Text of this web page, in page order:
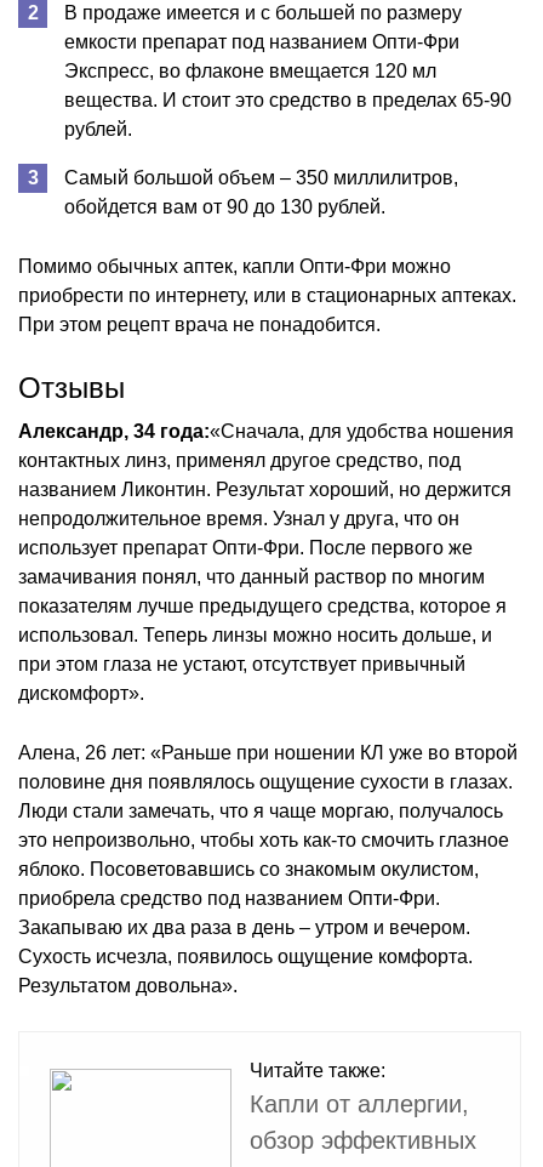
В продаже имеется и с большей по размеру
емкости препарат под названием Опти-Фри
Экспресс, во флаконе вмещается 120 мл
вещества. И стоит это средство в пределах 65-90
рублей.
Самый большой объем – 350 миллилитров,
обойдется вам от 90 до 130 рублей.
Помимо обычных аптек, капли Опти-Фри можно
приобрести по интернету, или в стационарных аптеках.
При этом рецепт врача не понадобится.
Отзывы
Александр, 34 года:«Сначала, для удобства ношения
контактных линз, применял другое средство, под
названием Ликонтин. Результат хороший, но держится
непродолжительное время. Узнал у друга, что он
использует препарат Опти-Фри. После первого же
замачивания понял, что данный раствор по многим
показателям лучше предыдущего средства, которое я
использовал. Теперь линзы можно носить дольше, и
при этом глаза не устают, отсутствует привычный
дискомфорт».
Алена, 26 лет: «Раньше при ношении КЛ уже во второй
половине дня появлялось ощущение сухости в глазах.
Люди стали замечать, что я чаще моргаю, получалось
это непроизвольно, чтобы хоть как-то смочить глазное
яблоко. Посоветовавшись со знакомым окулистом,
приобрела средство под названием Опти-Фри.
Закапываю их два раза в день – утром и вечером.
Сухость исчезла, появилось ощущение комфорта.
Результатом довольна».
Читайте также:
Капли от аллергии,
обзор эффективных